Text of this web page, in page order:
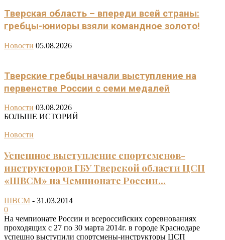
Тверская область – впереди всей страны:
гребцы-юниоры взяли командное золото!
Новости 05.08.2026
Тверские гребцы начали выступление на
первенстве России с семи медалей
Новости 03.08.2026
БОЛЬШЕ ИСТОРИЙ
Новости
Успешное выступление спортсменов-
инструкторов ГБУ Тверской области ЦСП
«ШВСМ» на Чемпионате России...
ШВСМ - 31.03.2014
0
На чемпионате России и всероссийских соревнованиях
проходящих с 27 по 30 марта 2014г. в городе Краснодаре
успешно выступили спортсмены-инструкторы ЦСП